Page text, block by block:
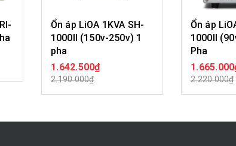
Ổn áp LiOA 1KVA SH-
1000II (150v-250v) 1
pha
1.642.500₫
2.190.000₫
MUA HÀNG
Ổn áp
1000II
Pha
2.220.000₫